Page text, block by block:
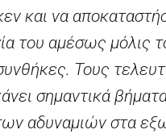
και να
του αμέσως μόλις
Τους
σημαντικά
αδυναμιών στα